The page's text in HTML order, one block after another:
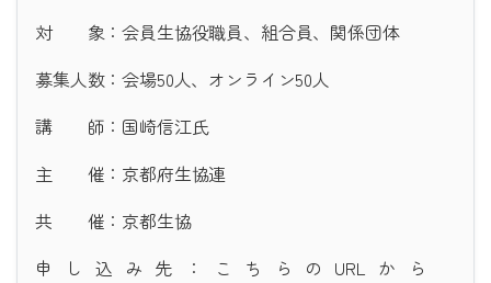
対 象：会員生協役職員、組合員、関係団体
募集人数：会場50人、オンライン50人
講 師：国崎信江氏
主 催：京都府生協連
共 催：京都生協
申し込み先：こちらのURLから